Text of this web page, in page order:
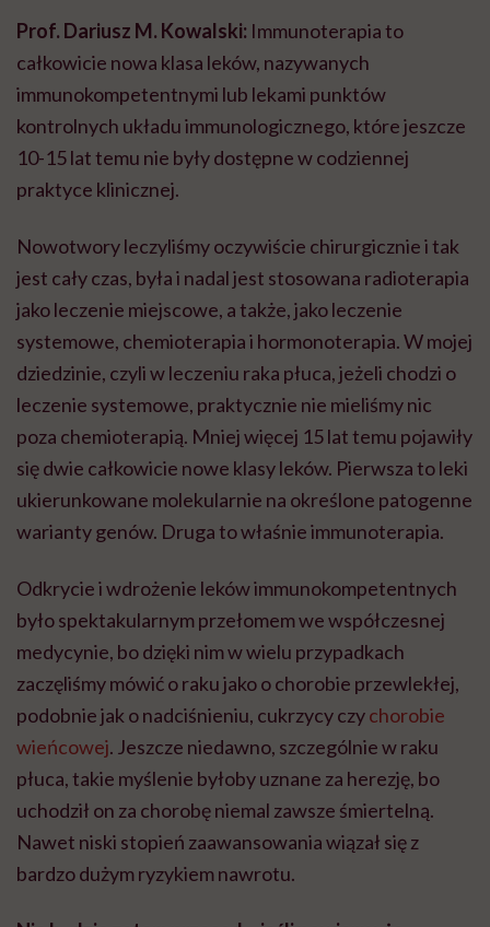
Prof. Dariusz M. Kowalski: Immunoterapia to
całkowicie nowa klasa leków, nazywanych
immunokompetentnymi lub lekami punktów
kontrolnych układu immunologicznego, które jeszcze
10-15 lat temu nie były dostępne w codziennej
praktyce klinicznej.
Nowotwory leczyliśmy oczywiście chirurgicznie i tak
jest cały czas, była i nadal jest stosowana radioterapia
jako leczenie miejscowe, a także, jako leczenie
systemowe, chemioterapia i hormonoterapia. W mojej
dziedzinie, czyli w leczeniu raka płuca, jeżeli chodzi o
leczenie systemowe, praktycznie nie mieliśmy nic
poza chemioterapią. Mniej więcej 15 lat temu pojawiły
się dwie całkowicie nowe klasy leków. Pierwsza to leki
ukierunkowane molekularnie na określone patogenne
warianty genów. Druga to właśnie immunoterapia.
Odkrycie i wdrożenie leków immunokompetentnych
było spektakularnym przełomem we współczesnej
medycynie, bo dzięki nim w wielu przypadkach
zaczęliśmy mówić o raku jako o chorobie przewlekłej,
podobnie jak o nadciśnieniu, cukrzycy czychorobie
wieńcowej. Jeszcze niedawno, szczególnie w raku
płuca, takie myślenie byłoby uznane za herezję, bo
uchodził on za chorobę niemal zawsze śmiertelną.
Nawet niski stopień zaawansowania wiązał się z
bardzo dużym ryzykiem nawrotu.